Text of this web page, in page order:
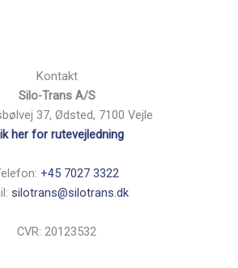
Kontakt
Silo-Trans A/S
37, Ødsted, 7100 Vejle
her for rutevejledning
+45 7027 3322
silotrans@silotrans.dk
CVR: 20123532